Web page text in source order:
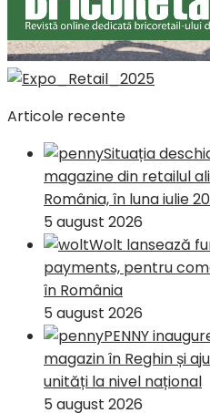
Articole recente
Situația
magazine din retailul
România, în luna iulie
5 august 2026
Wolt lansează
payments, pentru
în România
5 august 2026
PENNY
magazin în Reghin și
unități la nivel național
5 august 2026